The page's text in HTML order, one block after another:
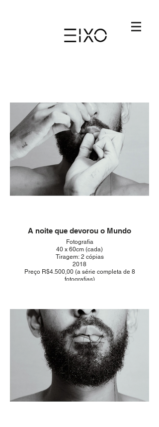
A noite que devorou o Mundo
Fotografia
40 x 60cm (cada)
Tiragem: 2 cópias
2018
Preço R$4.500,00 (a série completa de 8
fotografias)